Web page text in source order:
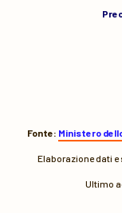
Fonte: Ministero
Elaborazione dati e
Ultimo